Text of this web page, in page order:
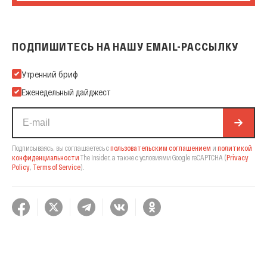
ПОДПИШИТЕСЬ НА НАШУ EMAIL-РАССЫЛКУ
Подпишитесь на нашу Email-рассылку
Утренний бриф
Еженедельный дайджест
Подписываясь, вы соглашаетесь спользовательским соглашением и политикой
конфиденциальности The Insider, а также с условиями Google reCAPTCHA (Privacy
Policy, Terms of Service).